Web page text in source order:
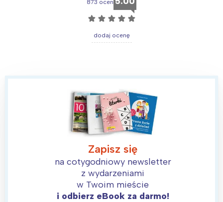
873 ocen
☆ ☆ ☆ ☆ ☆
dodaj ocenę
Zapisz się
na cotygodniowy newsletter
z wydarzeniami
w Twoim mieście
i odbierz eBook za darmo!